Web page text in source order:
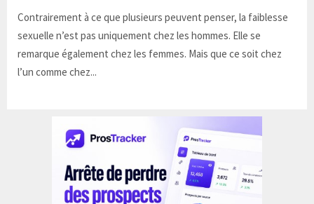
Contrairement à ce que plusieurs peuvent penser, la faiblesse
sexuelle n’est pas uniquement chez les hommes. Elle se
remarque également chez les femmes. Mais que ce soit chez
l’un comme chez...